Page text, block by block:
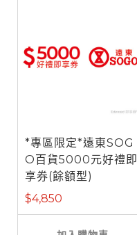
*專區限定*遠東SOG
O百貨5000元好禮即
享券(餘額型)
$4,850